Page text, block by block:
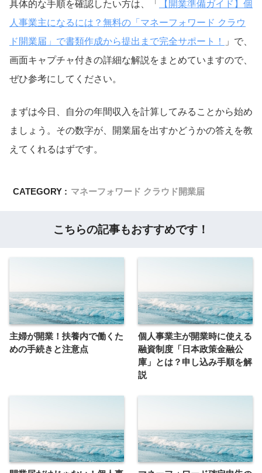
具体的な手順を確認したい方は、「
【開業準備ガイド】個
人事業主になるには？無料の「マネーフォワード クラウ
ド開業届」で書類作成から提出まで完全サポート！
」で、
画面キャプチャ付きの詳細な解説をまとめていますので、
ぜひ参考にしてください。
まずは今日、自分の年間収入を計算してみることから始め
ましょう。その数字が、開業届を出すかどうかの答えを教
えてくれるはずです。
CATEGORY : マネーフォワード クラウド開業届
こちらの記事もおすすめです！
主婦が開業！扶養内で働くた
めの手続きと注意点
個人事業主が開業時に使える
融資制度「日本政策金融公
庫」とは？申し込み手順を解
説